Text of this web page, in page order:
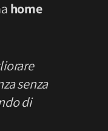
home
senza
di